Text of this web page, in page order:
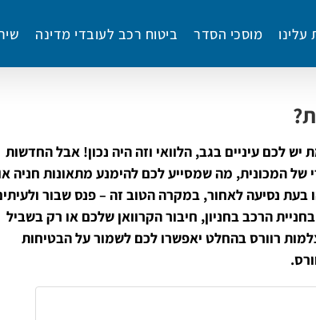
מוסכי הסדר ביטוח רכב לעובדי מדינה
עיניים בגב, הלוואי וזה היה נכון! אבל החדשות
המכונית, מה שמסייע לכם להימנע מתאונות חניה
בעת נסיעה לאחור, במקרה הטוב זה – פנס שבור
הרכב בחניון, חיבור הקרוואן שלכם או רק בשביל
רוורס בהחלט יאפשרו לכם לשמור על הבטיחות